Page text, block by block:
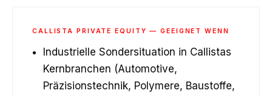
CALLISTA PRIVATE EQUITY — GEEIGNET WENN
Industrielle Sondersituation in Callistas
Kernbranchen (Automotive,
Präzisionstechnik, Polymere, Baustoffe,